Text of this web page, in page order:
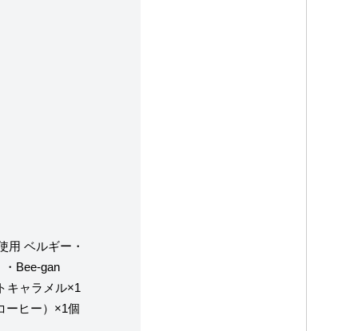
用 ベルギー・
・Bee-gan
キャラメル×1
ーヒー）×1個